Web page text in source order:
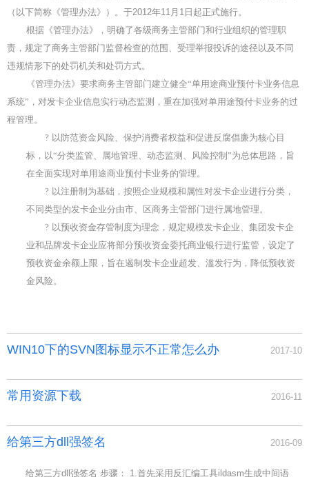
（以下简称《管理办法》）。于2012年11月 1 日起正式施行。
根据《管理办法》，明确了各级商务主管部门和行业组织的管理职
责，规定了商务主管部门监督检查的范围、受理举报投诉的途径以及不同
违规情形下的处罚机关和处罚方式。
《管理办法》要求商务主管部门建立健全“单用途商业预付卡业务信息
系统”，对发卡企业信息实行动态监测，重在加强对单用途预付卡业务的过
程管理。
? 以防范资金风险、保护消费者权益和促进反腐倡廉为核心目
标，以“分类监管、属地管理、动态监测、风险控制”为总体思路，旨
在全面实现对单用途商业预付卡业务的管理。
? 以注册制为基础，按照企业规模和属性对发卡企业进行分类，
不同类型的发卡企业分由市、区商务主管部门进行属地管理。
? 以预收资金存管制度为理念，规定规模发卡企业、集团发卡企
业和品牌发卡企业应将部分预收资金委托商业银行进行监管，设定了
预收资金余额上限，旨在遏制发卡企业超发、滥发行为，降低预收资
金风险。
WIN10下的SVN图标显示不正常怎么办 2017-10
常用资源下载 2016-11
给第三方dll强签名 2016-09
给第三方dll强签名 步骤： 1.首先采用反汇编工具ildasm生成中间语